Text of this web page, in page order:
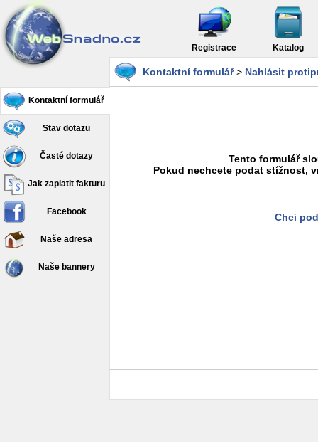
Registrace Katalog
Kontaktní formulář
Stav dotazu
Časté dotazy
Jak zaplatit fakturu
Facebook
Naše adresa
Naše bannery
Kontaktní formulář> Nahlásit
Tento formulář
Pokud nechcete podat stížnost,
Chci